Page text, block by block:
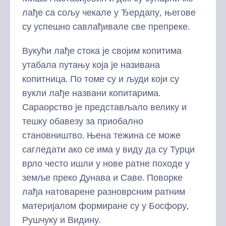
лађе са сољу чекале у Ђердапу, његове
су успешно савлађивале све препреке.
Вукући лађе стока је својим копитима
утабала путању која је називана
копитница. По томе су и људи који су
вукли лађе названи копитарима.
Сараорство је представљало велику и
тешку обавезу за приобално
становништво. Њена тежина се може
сагледати ако се има у виду да су Турци
врло често ишли у нове ратне походе у
земље преко Дунава и Саве. Поворке
лађа натоварене разноврсним ратним
материјалом формиране су у Босфору,
Рушчуку и Видину.